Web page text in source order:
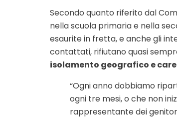
Secondo quanto riferito dal
nella scuola primaria e nella
esaurite in fretta, e anche gli
contattati, rifiutano quasi
isolamento geografico e
“Ogni anno dobbiamo
ogni tre mesi, o che non
rappresentante dei